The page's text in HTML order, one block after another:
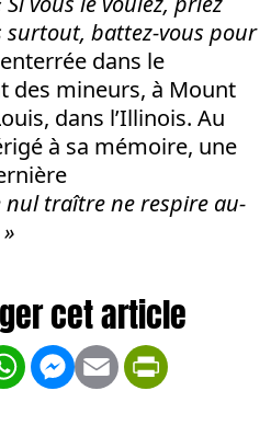
battez-vous pour
dans le
des mineurs, à Mount
dans l’Illinois. Au
à sa mémoire, une
nul traître ne respire au-
WhatsApp
Messenger
Email